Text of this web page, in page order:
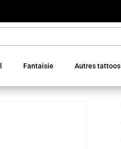
Fantaisie Autres tattoos